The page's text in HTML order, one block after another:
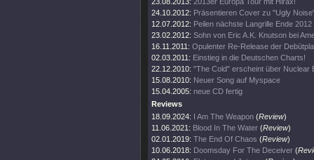
24.10.2012: Präsentieren Cover zu "Ugly
12.07.2012: Peilen nächste Langrille Ende 2012
23.02.2012: Sohn von Eric A.K. Knutson bei
16.11.2011: Opulenter Re-Release der
02.03.2011: Einstieg in die Deutschen Charts!
22.12.2010: "The Cold" erscheint über Nuclear
15.08.2010: Neuer Song auf Myspace
15.04.2005: neue CD fertig
Reviews
18.09.2024: I Am The Weapon (Review)
11.06.2021: Blood In The Water (Review)
02.01.2019: The End Of Chaos (Review)
10.06.2018: Doomsday For The Deceiver (